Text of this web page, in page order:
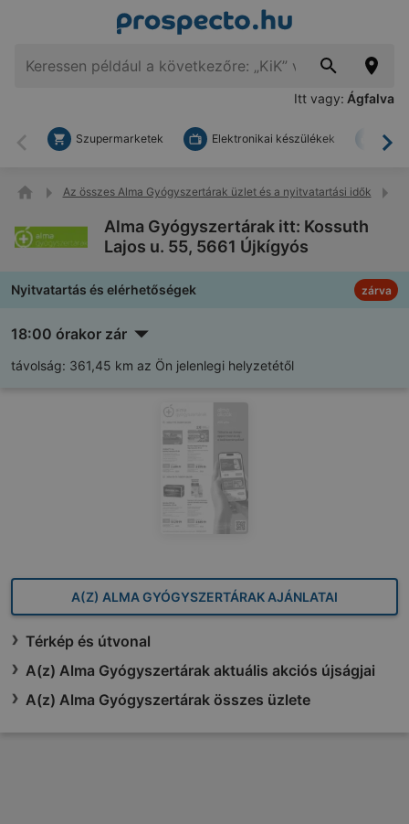
Itt vagy: Ágfalva
Vissza
Szupermarketek Elektronikai készülékek
Az összes Alma Gyógyszertárak üzlet és a nyitvatartási idők
Alma Gyógyszertárak itt: Kossuth
Lajos u. 55, 5661 Újkígyós
Nyitvatartás és elérhetőségek zárva
18:00 órakor zár
távolság: 361,45 km az Ön jelenlegi helyzetétől
A(Z) ALMA GYÓGYSZERTÁRAK AJÁNLATAI
Térkép és útvonal
A(z) Alma Gyógyszertárak aktuális akciós újságjai
A(z) Alma Gyógyszertárak összes üzlete